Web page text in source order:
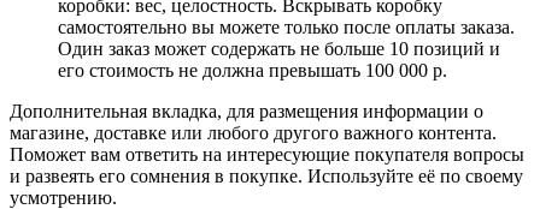
коробки: вес, целостность. Вскрывать коробку
самостоятельно вы можете только после оплаты заказа.
Один заказ может содержать не больше 10 позиций и
его стоимость не должна превышать 100 000 р.
Дополнительная вкладка, для размещения информации о
магазине, доставке или любого другого важного контента.
Поможет вам ответить на интересующие покупателя вопросы
и развеять его сомнения в покупке. Используйте её по своему
усмотрению.